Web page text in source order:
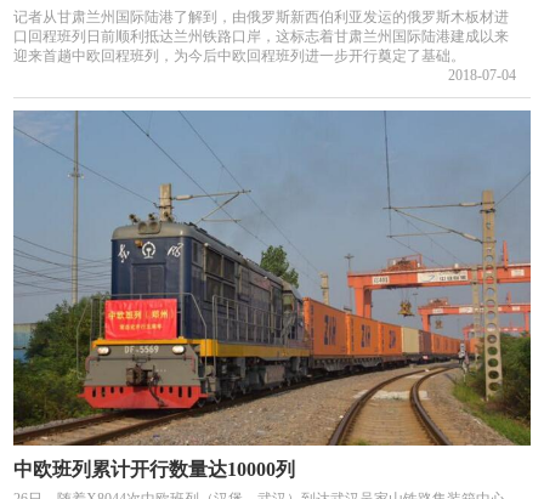
记者从甘肃兰州国际陆港了解到，由俄罗斯新西伯利亚发运的俄罗斯木板材进
口回程班列日前顺利抵达兰州铁路口岸，这标志着甘肃兰州国际陆港建成以来
迎来首趟中欧回程班列，为今后中欧回程班列进一步开行奠定了基础。
2018-07-04
中欧班列累计开行数量达10000列